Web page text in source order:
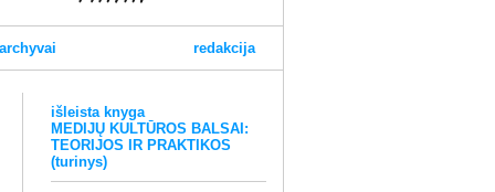
redakcija
išleista knyga
MEDIJŲ KULTŪROS BALSAI:
TEORIJOS IR PRAKTIKOS
(turinys)